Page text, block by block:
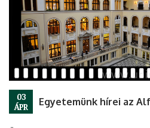
03
ÁPR
Egyetemünk hírei az